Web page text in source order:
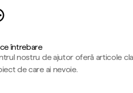
întrebare
nostru de ajutor oferă articole
de care ai nevoie.